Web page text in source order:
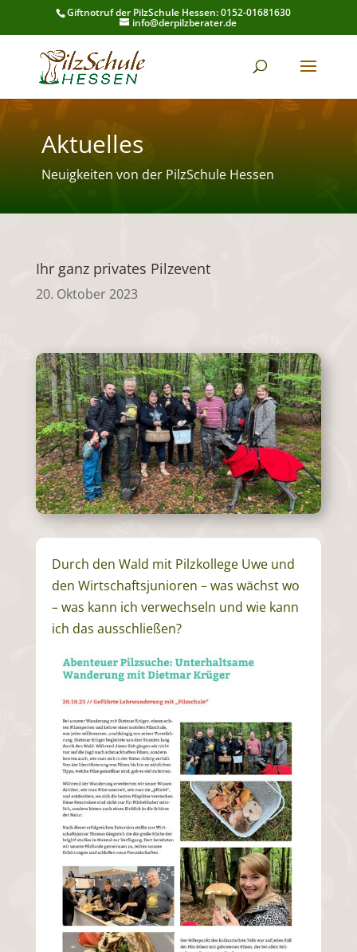
Giftnotruf der PilzSchule Hessen: 0152-01681630
info@derpilzberater.de
Aktuelles
Neuigkeiten von der PilzSchule Hessen
Ihr ganz privates Pilzevent
20. Oktober 2023
Durch den Wald mit Pilzkollege Uwe und
den Wirtschaftsjunioren – was wächst wo
– was kann ich verwechseln und wie kann
ich das ausschließen?